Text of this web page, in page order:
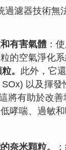
過濾器技術無
有害氣體：
的空氣淨化系
。 此外，它
以及揮發
將有助於改
哮喘、過敏
奈米顆粒。